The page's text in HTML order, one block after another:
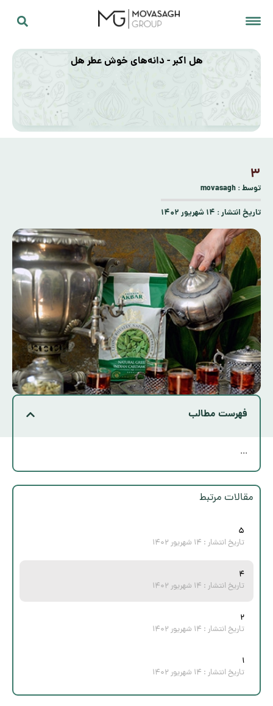
هل اکبر - دانه‌های خوش عطر هل
مقالات مرتبط
۵
تاریخ انتشار : ۱۴ شهریور ۱۴۰۲
۴
تاریخ انتشار : ۱۴ شهریور ۱۴۰۲
۲
تاریخ انتشار : ۱۴ شهریور ۱۴۰۲
۱
تاریخ انتشار : ۱۴ شهریور ۱۴۰۲
۳
توسط :movasagh
تاریخ انتشار : ۱۴ شهریور ۱۴۰۲
فهرست مطالب
...